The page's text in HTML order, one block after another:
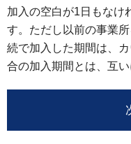
加入の空白が1日もなけ
す。ただし以前の事業
続で加入した期間は、
合の加入期間とは、互い